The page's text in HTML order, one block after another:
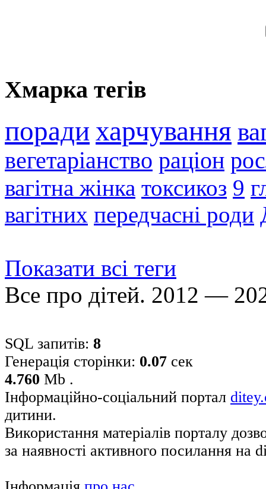
Хмарка тегів
поради харчування
вегетаріанство раціон
вагітна жінка токсикоз 9
вагітних передчасні роди
Показати всі теги
Все про дітей. 2012 —
SQL запитів: 8
Генерація сторінки: 0.07 сек
4.760 Mb .
Інформаційно-соціальний портал
дитини.
Використання матеріалів порталу
за наявності активного посилання на